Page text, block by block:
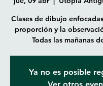
Clases de dibujo
proporción y la
Todas las mañanas
Ya no es posible